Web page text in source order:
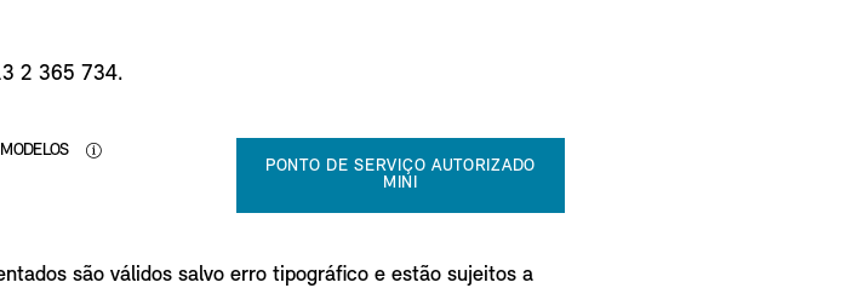
2 365 734.
PONTO DE SERVIÇO AUTORIZADO
MINI
são válidos salvo erro tipográfico e estão sujeitos a